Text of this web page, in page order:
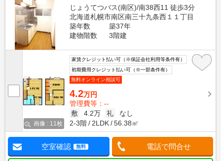
じょうてつバス(南区)/南38西11 徒歩3分
北海道札幌市南区南三十九条西１１丁目
築年数
築37年
建物階数
3階建
画像 : 11枚
家賃クレジット払い可（※保証会社利用等条件有）
初期費用クレジット払い可（※一部条件有）
無料オンライン相談可
4.2万円
管理費等：--
敷
4.2万 礼
なし
2-3階
2LDK 56.38㎡
空室確認 無料 電話で問合せ